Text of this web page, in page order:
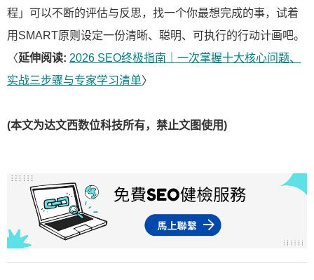
程」可以不断的评估与反思，找一个你最想完成的事，试着
用SMART原则设定一份清晰、聪明、可执行的行动计画吧。
〈延伸阅读: 2026 SEO终极指南｜一次掌握十大核心问题、
实战三步骤与专家学习清单〉
(本文为达文西数位科技所有，禁止文图使用)